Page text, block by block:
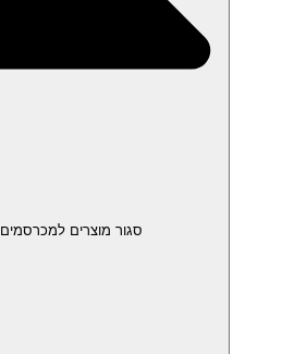
סגור מוצרים למכרסמים